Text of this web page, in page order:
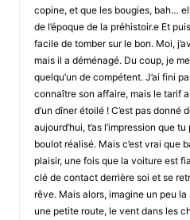
copine, et que les bougies, bah…
de l’époque de la préhistoir.e Et
facile de tomber sur le bon. Moi,
mais il a déménagé. Du coup, je
quelqu’un de compétent. J’ai fini
connaître son affaire, mais le tarif
d’un dîner étoilé ! C’est pas donné
aujourd’hui, t’as l’impression que
boulot réalisé. Mais c’est vrai que
plaisir, une fois que la voiture est
clé de contact derrière soi et se
rêve. Mais alors, imagine un peu
une petite route, le vent dans les